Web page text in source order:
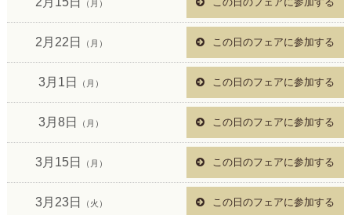
（月）
2月22日 （月） この日のフェアに参加する
3月1日 （月） この日のフェアに参加する
3月8日 （月） この日のフェアに参加する
3月15日 （月） この日のフェアに参加する
3月23日 （火） この日のフェアに参加する